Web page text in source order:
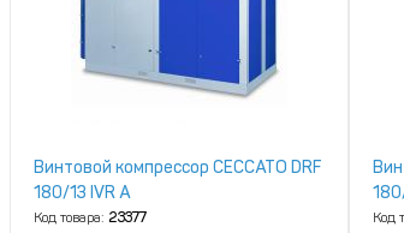
Винтовой компрессор CECCATO DRF
180/13 IVR A
Код товара: 23377 Код